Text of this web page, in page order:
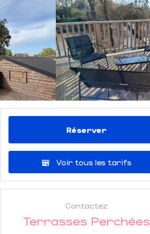
Réserver
Voir tous les tarifs
Contactez
Terrasses Perchées